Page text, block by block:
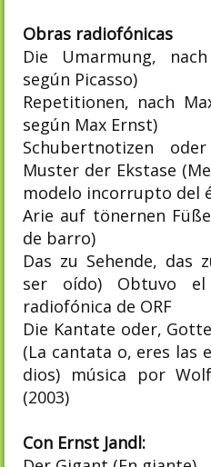
Obras radiofónicas
Die Umarmung,
según Picasso)
Repetitionen, nach
según Max Ernst)
Schubertnotizen
Muster der Ekstase
modelo incorrupto del
Arie auf tönernen
de barro)
Das zu Sehende, das
ser oído) Obtuvo
radiofónica de ORF
Die Kantate oder,
(La cantata o, eres las
dios) música por
(2003)
Con Ernst Jandl: